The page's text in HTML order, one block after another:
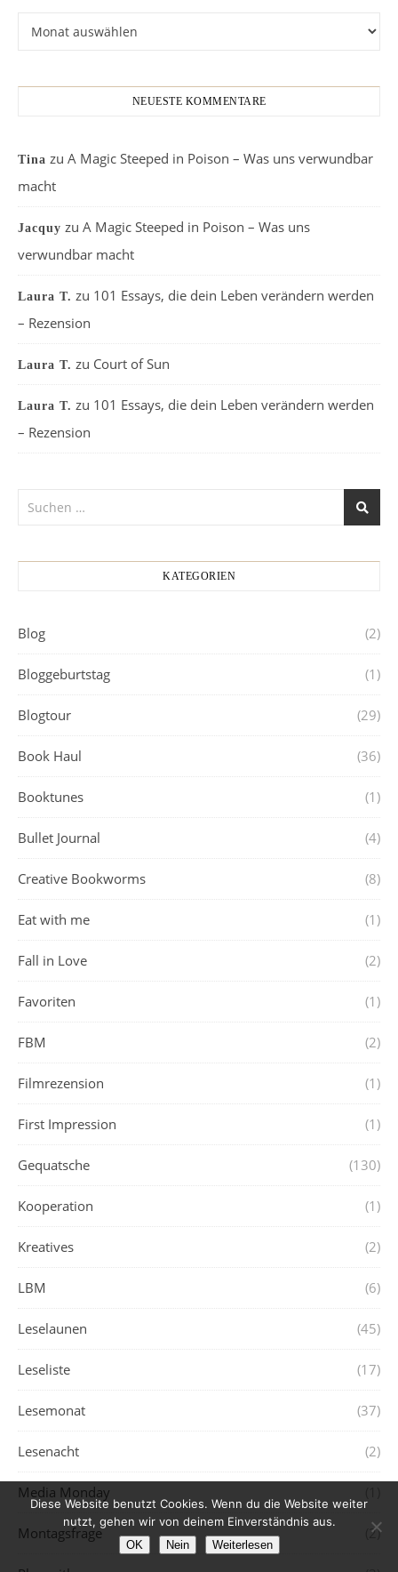
NEUESTE KOMMENTARE
Tina zu A Magic Steeped in Poison – Was uns verwundbar
macht
Jacquy zu A Magic Steeped in Poison – Was uns
verwundbar macht
Laura T. zu 101 Essays, die dein Leben verändern werden
– Rezension
Laura T. zu Court of Sun
Laura T. zu 101 Essays, die dein Leben verändern werden
– Rezension
KATEGORIEN
Blog (2)
Bloggeburtstag (1)
Blogtour (29)
Book Haul (36)
Booktunes (1)
Bullet Journal (4)
Creative Bookworms (8)
Eat with me (1)
Fall in Love (2)
Favoriten (1)
FBM (2)
Filmrezension (1)
First Impression (1)
Gequatsche (130)
Kooperation (1)
Kreatives (2)
LBM (6)
Leselaunen (45)
Leseliste (17)
Lesemonat (37)
Lesenacht (2)
Media Monday
Montagsfrage (2)
Diese Website benutzt Cookies. Wenn du die Website weiter
nutzt, gehen wir von deinem Einverständnis aus.
OK Nein Weiterlesen